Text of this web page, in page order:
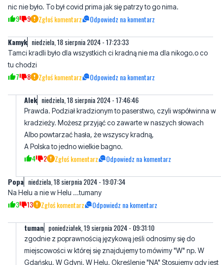
Kamyk niedziela, 18 sierpnia 2024 - 17:23:33
Tamci kradli było dla wszystkich ci kradną nie ma dla nikogo.o co
7 8 Zgłoś komentarz Odpowiedz na komentarz
AIek
Prawda. Podział kradzionym to paserstwo, czyli współwinna w
Albo powtarzać hasła, że wszyscy kradną,
A Polska to jedno wielkie bagno.
4 2 Zgłoś komentarz Odpowiedz na komentarz
niedziela, 18 sierpnia 2024 - 19:07:34
Na Helu a nie w Helu ...tumany
tuman poniedziałek, 19 sierpnia 2024 - 09:31:10
zgodnie z poprawnością językową jeśli odnosimy się do
Gdańsku, W Gdyni, W Helu. Określenie "NA" Stosujemy gdy jest
mowa np. o jakiś krainach geograficznych np. NA Mazurach,
NA Kaszubach, NA Półwyspie Helskim.
5 3 Zgłoś komentarz Odpowiedz na komentarz